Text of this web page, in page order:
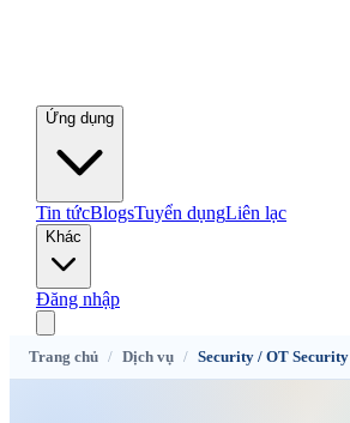
Ứng dụng
Tin tứcBlogsTuyển dụngLiên lạc
Khác
Đăng nhập
Trang chủ / Dịch vụ / Security / OT Security